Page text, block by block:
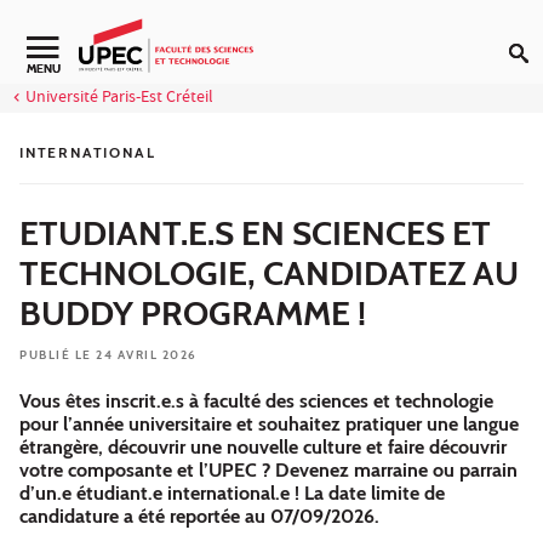
Aller au contenu
Navigation secondaire
MENU
Université Paris-Est Créteil
INTERNATIONAL
ETUDIANT.E.S EN SCIENCES ET
TECHNOLOGIE, CANDIDATEZ AU
BUDDY PROGRAMME !
PUBLIÉ LE 24 AVRIL 2026
Vous êtes inscrit.e.s à faculté des sciences et technologie
pour l’année universitaire et souhaitez pratiquer une langue
étrangère, découvrir une nouvelle culture et faire découvrir
votre composante et l’UPEC ? Devenez marraine ou parrain
d’un.e étudiant.e international.e ! La date limite de
candidature a été reportée au 07/09/2026.